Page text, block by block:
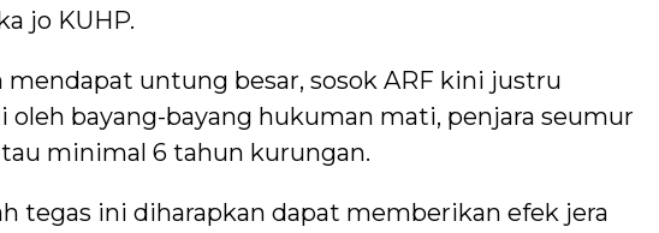
jo KUHP.
mendapat untung besar, sosok ARF kini justru
oleh bayang-bayang hukuman mati, penjara seumur
minimal 6 tahun kurungan.
tegas ini diharapkan dapat memberikan efek jera